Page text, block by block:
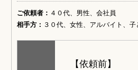
ご依頼者： ４０代、男性、会社員
相手方： ３０代、女性、アルバイト、
【依頼前】